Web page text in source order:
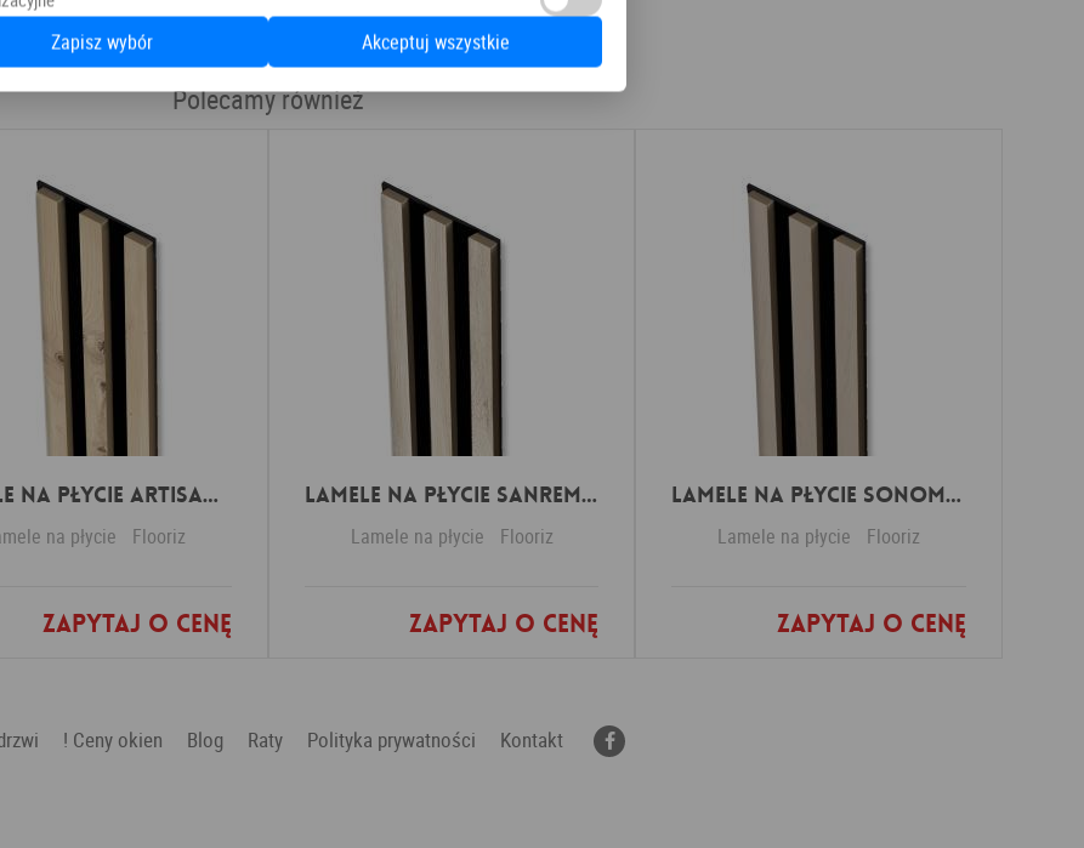
Polecamy również
Lamele na płycie Artisan Oak
na płycie Flooriz
Zapytaj o cenę
Dodaj do ulubionych
Lamele na płycie Sanremo Oak
Lamele na płycie Flooriz
Zapytaj o cenę
Dodaj do ulubionych
Lamele na płycie Sonoma Oak
Lamele na płycie Flooriz
Zapytaj o cenę
Dodaj do ulubionych
! Ceny okien Blog Raty Polityka prywatności
Kontakt
Zapisz wybór Akceptuj wszystkie